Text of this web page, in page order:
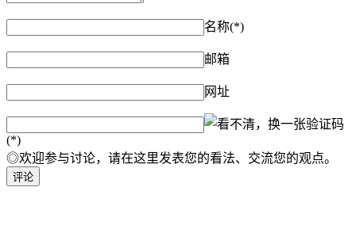
名称(*)
邮箱
网址
验证码
(*)
◎欢迎参与讨论，请在这里发表您的看法、交流您的观点。